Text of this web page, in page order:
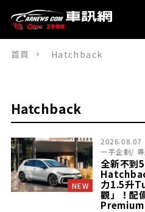
首頁 Hatchback
Hatchback
NEW
2026.08.07
一手企劃/
全新不到
力1.5升
觀」！配